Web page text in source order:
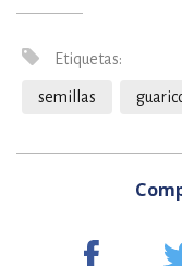
Etiquetas:
semillas